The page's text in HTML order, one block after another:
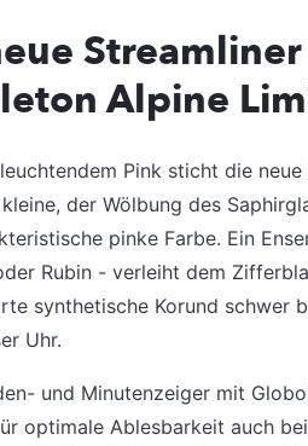
Alpine
Pink sticht die neue
der Wölbung des
pinke Farbe. Ein
Rubin - verleiht dem
synthetische Korund schwer
Uhr.
und Minutenzeiger mit
optimale Ablesbarkeit auch